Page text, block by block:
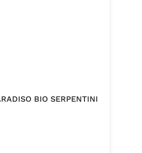
BIO SERPENTINI